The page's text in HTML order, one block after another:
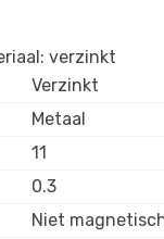
verzinkt
Verzinkt
Metaal
11
0.3
Niet